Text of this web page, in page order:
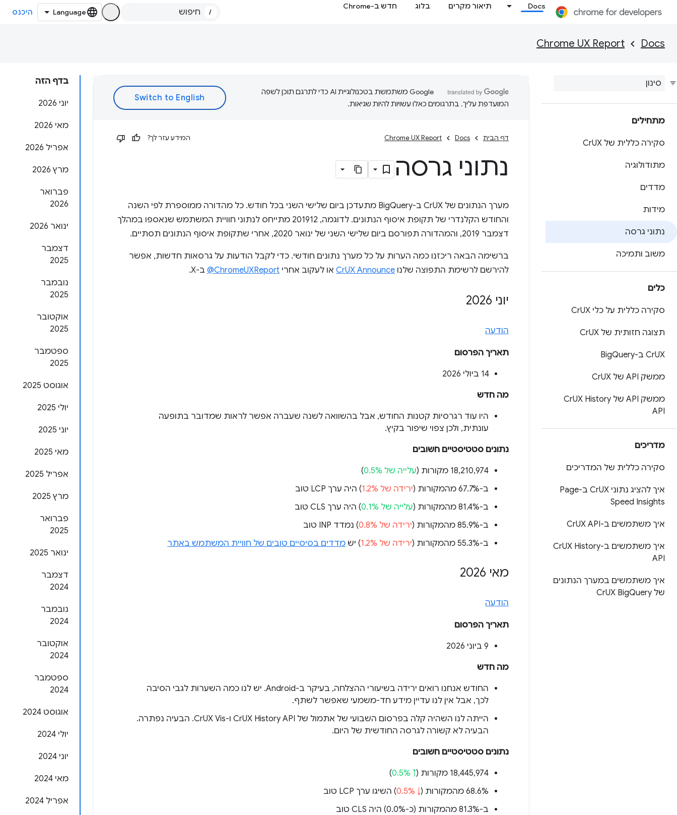
Docs תיאור מקרים בלוג חדש ב-Chrome
/ היכנס
Docs
Chrome UX Report
מתחילים
סקירה כללית של Cr UX
מתודולוגיה
מדדים
מידות
נתוני גרסה
משוב ותמיכה
כלים
סקירה כללית על כלי Cr UX
תצוגה חזותית של Cr UX
CrUX ב-Big Query
ממשק API של Cr UX
ממשק API של Cr
UX History
API
מדריכים
סקירה כללית של המדריכים
איך להציג נתוני Cr UX ב-Page
Speed Insights
איך משתמשים ב-CrUX API
איך משתמשים ב-CrUX History
API
איך משתמשים במערך הנתונים
של Cr
UX BigQuery
בדף הזה
יוני 2026
מאי 2026
אפריל 2026
מרץ 2026
פברואר
2026
ינואר 2026
דצמבר
2025
נובמבר
2025
אוקטובר
2025
ספטמבר
2025
אוגוסט 2025
יולי 2025
יוני 2025
מאי 2025
אפריל 2025
מרץ 2025
פברואר
2025
ינואר 2025
דצמבר
2024
נובמבר
2024
אוקטובר
2024
ספטמבר
2024
אוגוסט 2024
יולי 2024
יוני 2024
מאי 2024
אפריל 2024
‫Google משתמשת בטכנולוגיית AI כדי לתרגם תוכן לשפה
המועדפת עליך. בתרגומים כאלו עשויות להיות שגיאות.
דף הבית Docs
Chrome UX Report המידע עזר לך?
נתוני גרסה
מערך הנתונים של CrUX ב-BigQuery מתעדכן ביום שלישי השני בכל חודש. כל מהדורה ממוספרת לפי השנה
והחודש הקלנדרי של תקופת איסוף הנתונים. לדוגמה, 201912 מתייחס לנתוני חוויית המשתמש שנאספו במהלך
דצמבר 2019, והמהדורה תפורסם ביום שלישי השני של ינואר 2020, אחרי שתקופת איסוף הנתונים תסתיים.
ברשימה הבאה ריכזנו כמה הערות על כל מערך נתונים חודשי. כדי לקבל הודעות על גרסאות חדשות, אפשר
להירשם לרשימת התפוצה שלנו CrUX Announce או לעקוב אחרי ‎@ChromeUXReport ב-X.
יוני 2026
הודעה
תאריך הפרסום
‫14 ביולי 2026
מה חדש
היו עוד רגרסיות קטנות החודש, אבל בהשוואה לשנה שעברה אפשר לראות שמדובר בתופעה
עונתית, ולכן צפוי שיפור בקיץ.
נתונים סטטיסטיים חשובים
‫18,210,974 מקורות ( עלייה של 0.5%
)
ב-67.7% מהמקורות (
ירידה של 1.2%
) היה ערך LCP טוב
ב-81.4% מהמקורות (
עלייה של 0.1%
) היה ערך CLS טוב
ב-85.9% מהמקורות (
ירידה של 0.8%
) נמדד INP טוב
ב-55.3% מהמקורות (
ירידה של 1.2% ) יש מדדים בסיסיים טובים של חוויית המשתמש באתר
מאי 2026
הודעה
תאריך הפרסום
‫9 ביוני 2026
מה חדש
החודש אנחנו רואים ירידה בשיעורי ההצלחה, בעיקר ב-Android. יש לנו כמה השערות לגבי הסיבה
לכך, אבל אין לנו עדיין מידע חד-משמעי שאפשר לשתף.
הייתה לנו השהיה קלה בפרסום השבועי של אתמול של CrUX History API ו-CrUX Vis. הבעיה נפתרה.
הבעיה לא קשורה לגרסה החודשית של היום.
נתונים סטטיסטיים חשובים
‫18,445,974 מקורות ( ↑ 0.5%
)
‫68.6% מהמקורות (
↓ 0.5%
) השיגו ערך LCP טוב
ב-81.3% מהמקורות (
כ-0.0%
) היה CLS טוב